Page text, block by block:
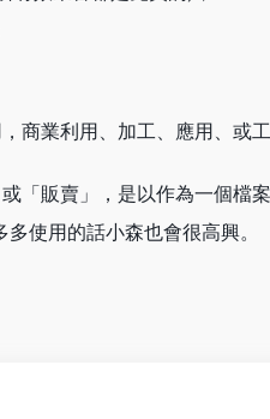
商業利用、加工、應用、或
「販賣」，是以作為一個檔
使用的話小森也會很高興。